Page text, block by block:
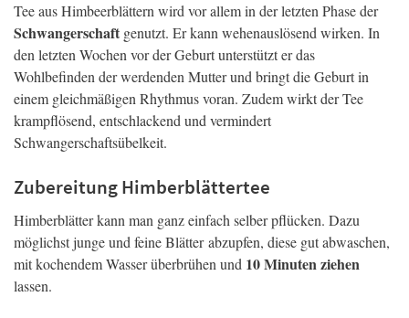
Tee aus Himbeerblättern wird vor allem in der letzten Phase der
Schwangerschaft genutzt. Er kann wehenauslösend wirken. In
den letzten Wochen vor der Geburt unterstützt er das
Wohlbefinden der werdenden Mutter und bringt die Geburt in
einem gleichmäßigen Rhythmus voran. Zudem wirkt der Tee
krampflösend, entschlackend und vermindert
Schwangerschaftsübelkeit.
Zubereitung Himberblättertee
Himberblätter kann man ganz einfach selber pflücken. Dazu
möglichst junge und feine Blätter abzupfen, diese gut abwaschen,
mit kochendem Wasser überbrühen und 10 Minuten ziehen
lassen.